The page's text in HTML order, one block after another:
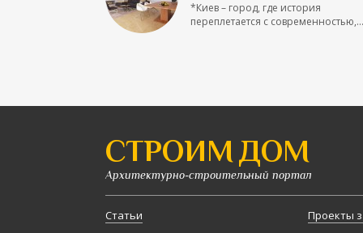
*Киев – город, где история
переплетается с современностью,...
СТРОИМ ДОМ
Архитектурно-строительный портал
Статьи
Проекты